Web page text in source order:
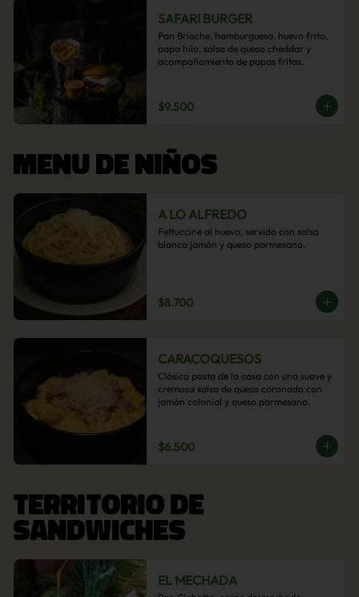
SAFARI BURGER
Pan Brioche, hamburguesa, huevo frito,
papa hilo, salsa de queso cheddar y
acompañamiento de papas fritas.
$9.500
MENU DE NIÑOS
A LO ALFREDO
Fettuccine al huevo, servido con salsa
blanca jamón y queso parmesano.
$8.700
CARACOQUESOS
Clásica pasta de la casa con una suave y
cremosa salsa de queso coronado con
jamón colonial y queso parmesano.
$6.500
TERRITORIO DE
SANDWICHES
EL MECHADA